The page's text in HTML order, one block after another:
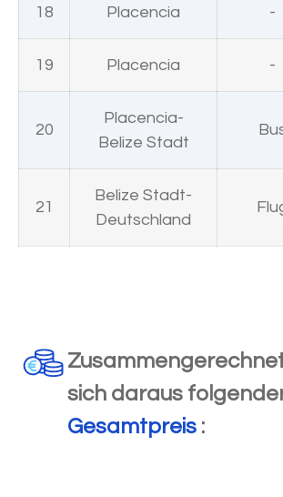
18 Placencia -
19 Placencia -
20
Placencia-
Belize Stadt
21
Belize Stadt-
Deutschland
sich daraus
Gesamtpreis :